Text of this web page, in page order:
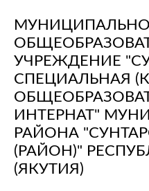
УЧРЕЖДЕНИЕ
СПЕЦИАЛЬНАЯ
ИНТЕРНАТ"
РАЙОНА
(РАЙОН)"
(ЯКУТИЯ)